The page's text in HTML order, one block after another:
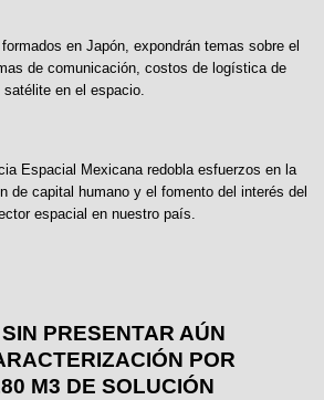
en Japón, expondrán temas sobre el
de comunicación, costos de logística de
satélite en el espacio.
Espacial Mexicana redobla esfuerzos en la
de capital humano y el fomento del interés del
espacial en nuestro país.
PRESENTAR AÚN
POR
M3 DE SOLUCIÓN